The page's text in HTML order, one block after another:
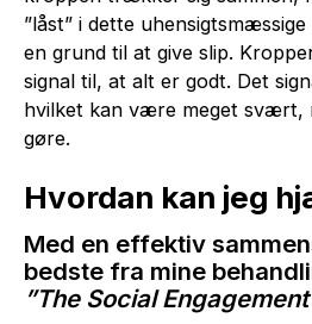
”låst” i dette
en grund til at give slip.
signal til, at alt er godt. Det
hvilket kan være meget svært,
gøre.
Hvordan kan jeg
Med en effektiv
bedste fra mine
”The Social